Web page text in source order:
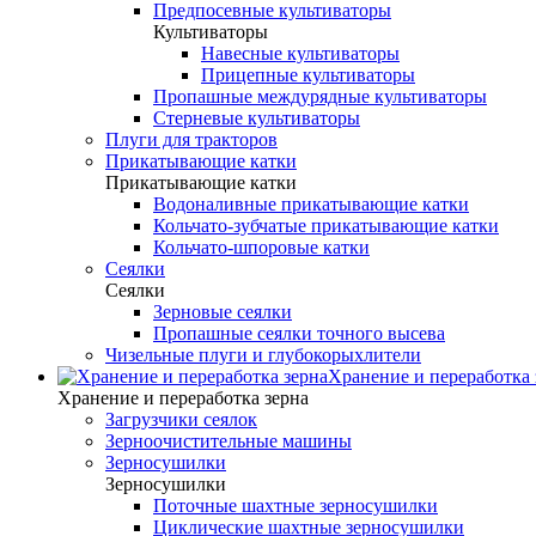
Предпосевные культиваторы
Культиваторы
Навесные культиваторы
Прицепные культиваторы
Пропашные междурядные культиваторы
Стерневые культиваторы
Плуги для тракторов
Прикатывающие катки
Прикатывающие катки
Водоналивные прикатывающие катки
Кольчато-зубчатые прикатывающие катки
Кольчато-шпоровые катки
Сеялки
Сеялки
Зерновые сеялки
Пропашные сеялки точного высева
Чизельные плуги и глубокорыхлители
Хранение и переработка
Хранение и переработка зерна
Загрузчики сеялок
Зерноочистительные машины
Зерносушилки
Зерносушилки
Поточные шахтные зерносушилки
Циклические шахтные зерносушилки